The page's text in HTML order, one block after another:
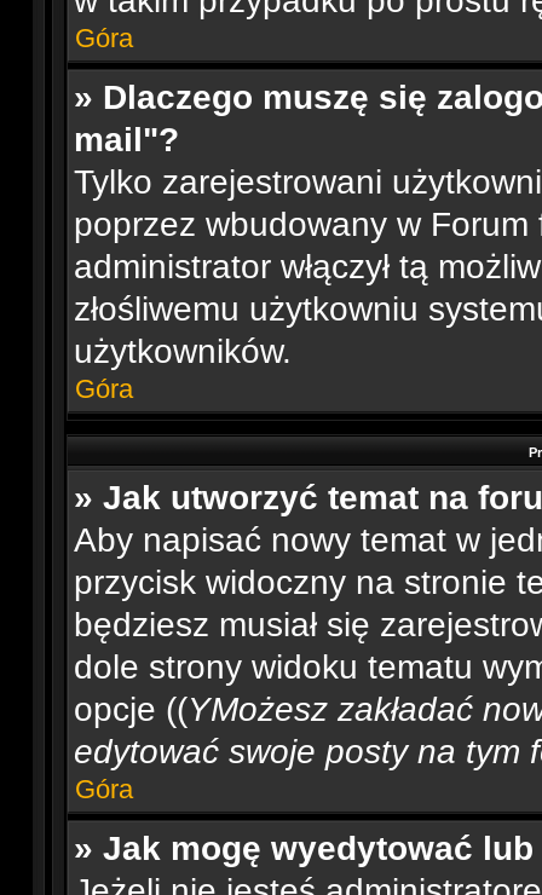
Góra
» Dlaczego muszę się
mail"?
Tylko zarejestrowani
poprzez wbudowany w Forum
administrator włączył tą
złośliwemu użytkowniu
użytkowników.
Góra
» Jak utworzyć temat na
Aby napisać nowy temat w
przycisk widoczny na stronie
będziesz musiał się
dole strony widoku tematu
opcje ((YMożesz zakładać
edytować swoje posty na tym
Góra
» Jak mogę wyedytować